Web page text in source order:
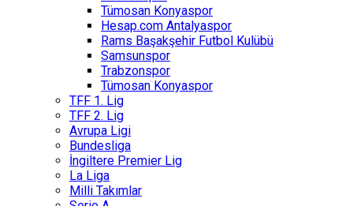
Tümosan Konyaspor
Hesap.com Antalyaspor
Rams Başakşehir Futbol Kulübü
Samsunspor
Trabzonspor
Tümosan Konyaspor
TFF 1. Lig
TFF 2. Lig
Avrupa Ligi
Bundesliga
İngiltere Premier Lig
La Liga
Milli Takımlar